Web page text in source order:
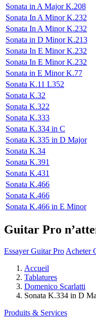
Sonata in A Major K.208
Sonata In A Minor K.232
Sonata In A Minor K.232
Sonata in D Minor K.213
Sonata In E Minor K.232
Sonata In E Minor K.232
Sonata in E Minor K.77
Sonata K.11 L352
Sonata K.32
Sonata K.322
Sonata K.333
Sonata K.334 in C
Sonata K.335 in D Major
Sonata K.34
Sonata K.391
Sonata K.431
Sonata K.466
Sonata K.466
Sonata K.466 in E Minor
Guitar Pro
Essayer Guitar Pro Acheter
Accueil
Tablatures
Domenico Scarlatti
Sonata K.334 in D
Produits & Services